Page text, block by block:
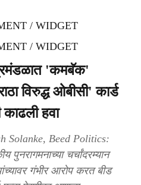
/ WIDGET
/ WIDGET
'कमबॅक'
विरुद्ध ओबीसी' कार्ड
हवा
Solanke, Beed Politics:
चर्चांदरम्यान
गंभीर आरोप करत बीड